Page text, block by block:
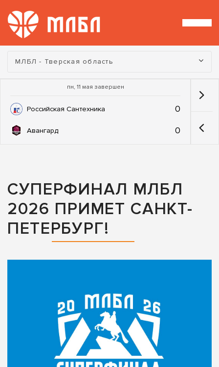
Турнир:
МЛБЛ - Тверская область
пн, 11 мая завершен
Российская Сантехника 0
Авангард 0
СУПЕРФИНАЛ МЛБЛ
2026 ПРИМЕТ САНКТ-
ПЕТЕРБУРГ!